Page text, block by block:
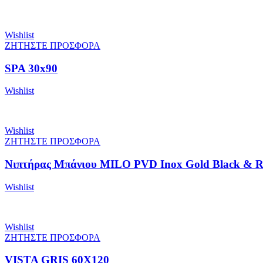
Wishlist
ΖΗΤΗΣΤΕ ΠΡΟΣΦΟΡΑ
SPA 30x90
Wishlist
Wishlist
ΖΗΤΗΣΤΕ ΠΡΟΣΦΟΡΑ
Νιπτήρας Μπάνιου MILO PVD Inox Gold Black &
Wishlist
Wishlist
ΖΗΤΗΣΤΕ ΠΡΟΣΦΟΡΑ
VISTA GRIS 60X120